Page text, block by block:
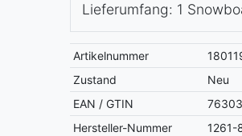
Lieferumfang: 1
Artikelnummer
Zustand
Neu
EAN / GTIN
Hersteller-Nummer
1261-